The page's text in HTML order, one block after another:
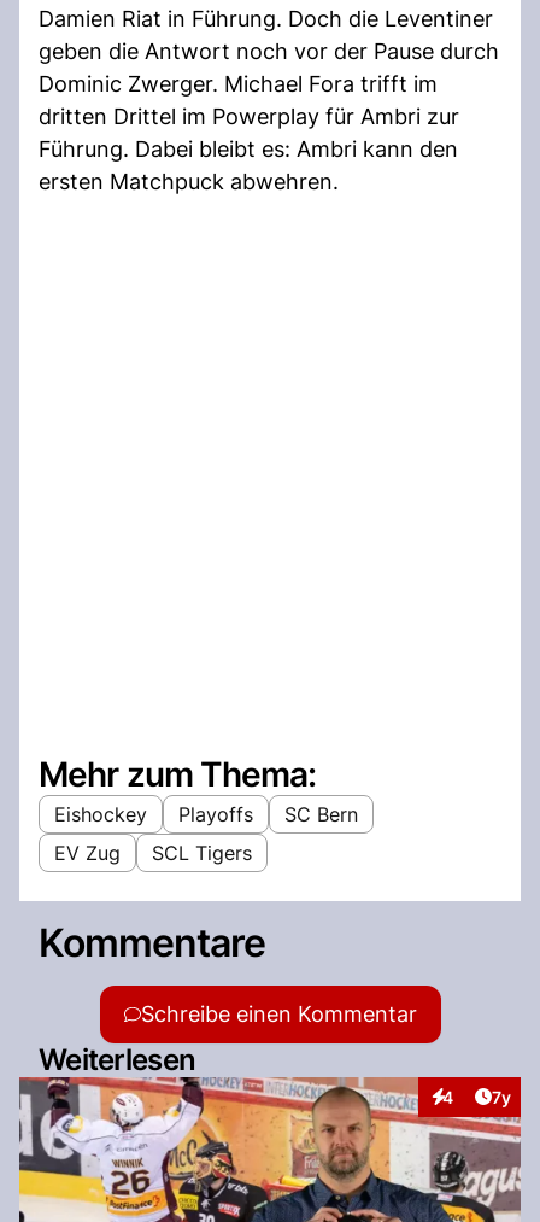
Damien Riat in Führung. Doch die Leventiner
geben die Antwort noch vor der Pause durch
Dominic Zwerger. Michael Fora trifft im
dritten Drittel im Powerplay für Ambri zur
Führung. Dabei bleibt es: Ambri kann den
ersten Matchpuck abwehren.
Mehr zum Thema:
Eishockey Playoffs
SC Bern
EV Zug
SCL Tigers
Kommentare
Schreibe einen Kommentar
Weiterlesen
4
Interaktionen
7y